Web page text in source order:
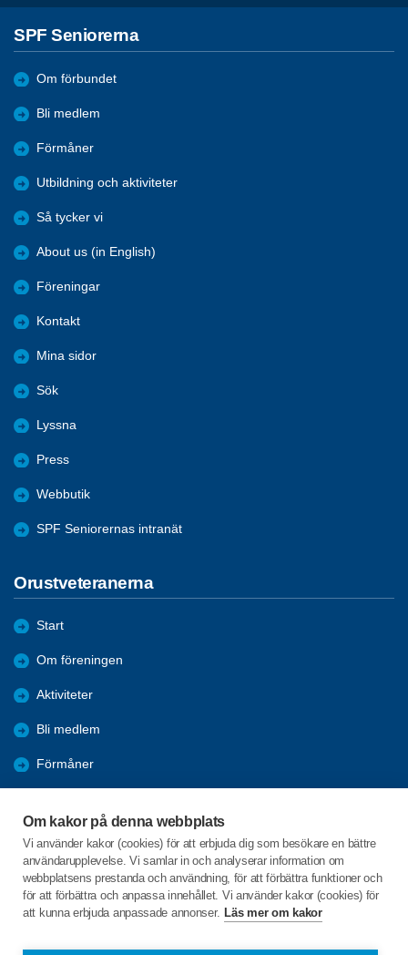
Om kakor på denna webbplats
Vi använder kakor (cookies) för att erbjuda dig som besökare en bättre
användarupplevelse. Vi samlar in och analyserar information om
webbplatsens prestanda och användning, för att förbättra funktioner och
för att förbättra och anpassa innehållet. Vi använder kakor (cookies) för
att kunna erbjuda anpassade annonser. Läs mer om kakor
SPF Seniorerna
Om förbundet
Bli medlem
Förmåner
Utbildning och aktiviteter
Så tycker vi
About us (in English)
Föreningar
Kontakt
Mina sidor
Sök
Lyssna
Press
Webbutik
SPF Seniorernas intranät
Orustveteranerna
Start
Om föreningen
Aktiviteter
Bli medlem
Förmåner
Orust kommun
Nyheter
C/o:Lars-Åke Gustavsson